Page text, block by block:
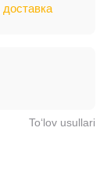
доставка
To‘lov usullari